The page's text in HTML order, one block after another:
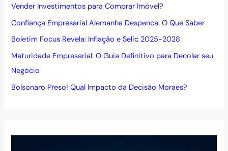
Vender Investimentos para Comprar Imóvel?
Confiança Empresarial Alemanha Despenca: O Que Saber
Boletim Focus Revela: Inflação e Selic 2025-2028
Maturidade Empresarial: O Guia Definitivo para Decolar seu
Negócio
Bolsonaro Preso! Qual Impacto da Decisão Moraes?